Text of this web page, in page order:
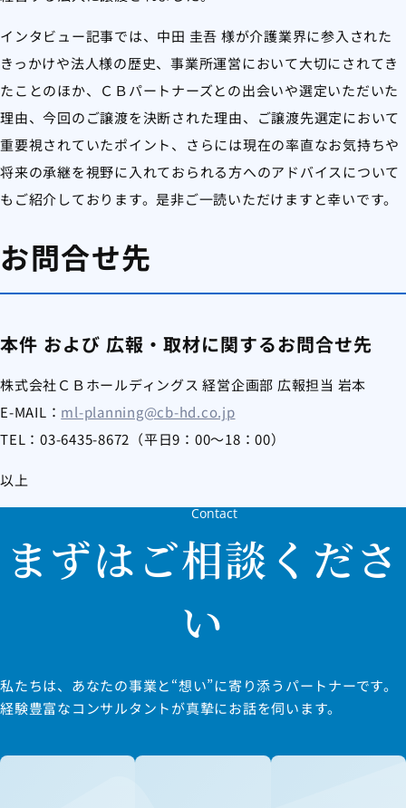
インタビュー記事では、中田 圭吾 様が介護業界に参入された
きっかけや法人様の歴史、事業所運営において大切にされてき
たことのほか、ＣＢパートナーズとの出会いや選定いただいた
理由、今回のご譲渡を決断された理由、ご譲渡先選定において
重要視されていたポイント、さらには現在の率直なお気持ちや
将来の承継を視野に入れておられる方へのアドバイスについて
もご紹介しております。是非ご一読いただけますと幸いです。
お問合せ先
本件 および 広報・取材に関するお問合せ先
株式会社ＣＢホールディングス 経営企画部 広報担当 岩本
E-MAIL： ml-planning@cb-hd.co.jp
TEL：03-6435-8672（平日9：00～18：00）
以上
Contact
まずはご相談くださ
い
私たちは、あなたの事業と“想い”に寄り添うパートナーです。
経験豊富なコンサルタントが真摯にお話を伺います。